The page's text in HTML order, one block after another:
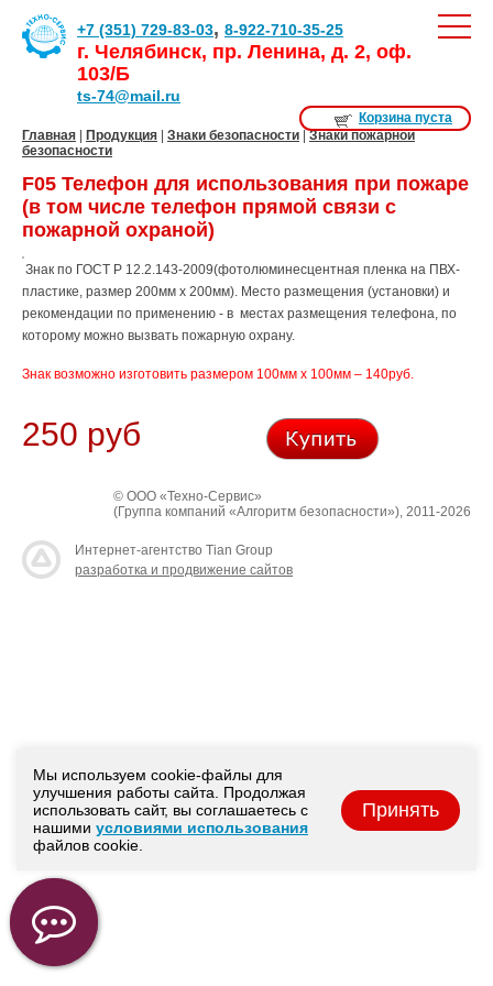
Корзина пуста
+7 (351) 729-83-03, 8-922-710-35-25
г. Челябинск, пр. Ленина, д. 2, оф.
103/Б
ts-74@mail.ru
Главная Продукция Знаки безопасности |Знаки пожарной
безопасности
F05 Телефон для использования при пожаре
(в том числе телефон прямой связи с
пожарной охраной)
Знак по ГОСТ Р 12.2.143-2009(фотолюминесцентная пленка на ПВХ-
пластике, размер 200мм х 200мм). Место размещения (установки) и
рекомендации по применению - в местах размещения телефона, по
которому можно вызвать пожарную охрану.
Знак возможно изготовить размером 100мм х 100мм – 140руб.
250 руб
© ООО «Техно-Сервис»
(Группа компаний «Алгоритм безопасности»), 2011-2026
Интернет-агентство Tian Group
разработка и продвижение сайтов
Мы используем cookie-файлы для
улучшения работы сайта. Продолжая
использовать сайт, вы соглашаетесь с
нашими условиями использования
файлов cookie.
Принять